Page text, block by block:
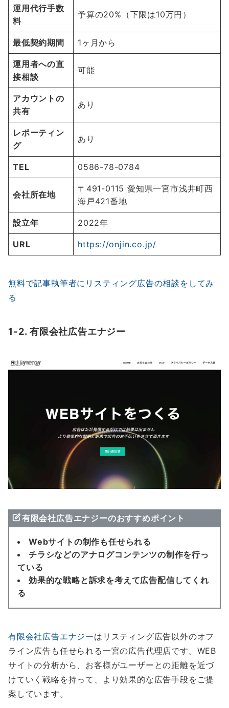
運用代行手数
料
予算の20%（下限は10万円）
最低契約期間 1ヶ月から
運用者への直
接相談
可能
アカウントの
共有
あり
レポーティン
グ
あり
TEL 0586-78-0784
会社所在地
〒491-0115 愛知県一宮市浅井町西
海戸421番地
設立年 2022年
URL https://onjin.co.jp/
無料で記事執筆者にリスティング広告の相談をしてみ
る
1-2. 有限会社広告エナジー
有限会社広告エナジーのおすすめポイント
Webサイトの制作も任せられる
チラシなどのアナログコンテンツの制作を行っ
ている
効果的な戦略と訴求を考えて広告配信してくれ
る
有限会社広告エナジーはリスティング広告以外のオフ
ライン広告も任せられる一宮の広告代理店です。WEB
サイトの分析から、お客様がユーザーとの距離を近づ
けていく戦略を持って、より効果的な広告手段をご提
案しています。